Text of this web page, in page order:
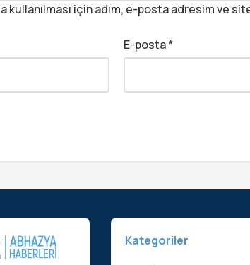
kullanılması için adım, e-posta adresim ve
E-posta*
Kategoriler